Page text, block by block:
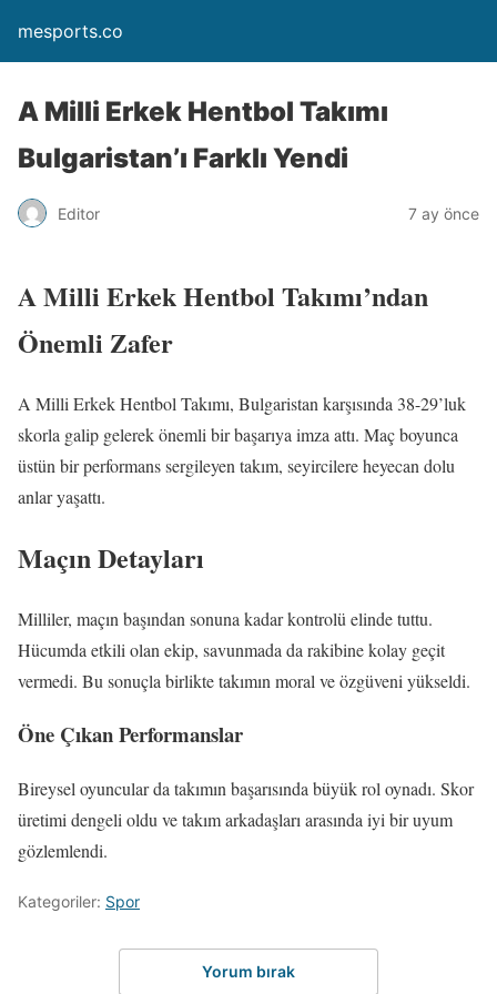
mesports.co
A Milli Erkek Hentbol Takımı
Bulgaristan’ı Farklı Yendi
Editor 7 ay önce
A Milli Erkek Hentbol Takımı’ndan
Önemli Zafer
A Milli Erkek Hentbol Takımı, Bulgaristan karşısında 38-29’luk
skorla galip gelerek önemli bir başarıya imza attı. Maç boyunca
üstün bir performans sergileyen takım, seyircilere heyecan dolu
anlar yaşattı.
Maçın Detayları
Milliler, maçın başından sonuna kadar kontrolü elinde tuttu.
Hücumda etkili olan ekip, savunmada da rakibine kolay geçit
vermedi. Bu sonuçla birlikte takımın moral ve özgüveni yükseldi.
Öne Çıkan Performanslar
Bireysel oyuncular da takımın başarısında büyük rol oynadı. Skor
üretimi dengeli oldu ve takım arkadaşları arasında iyi bir uyum
gözlemlendi.
Kategoriler: Spor
Yorum bırak